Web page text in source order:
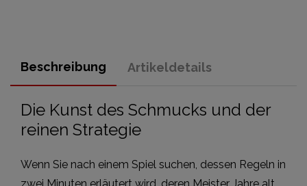
Beschreibung Artikeldetails
Die Kunst des Schmucks und der
reinen Strategie
Wenn Sie nach einem Spiel suchen, dessen Regeln in